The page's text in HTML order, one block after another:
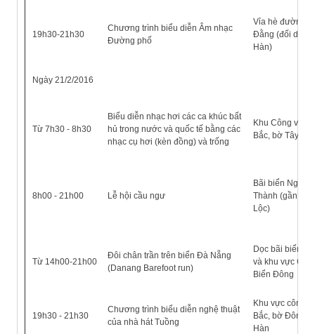
19h30-21h30
Chương trình biểu diễn Âm nhạc
Đường phố
Vỉa hè đường
Đằng (đối diện
Hàn)
Ngày 21/2/2016
Từ 7h30 - 8h30
Biểu diễn nhạc hơi các ca khúc bất
hủ trong nước và quốc tế bằng các
nhạc cụ hơi (kèn đồng) và trống
Khu Công viên
Bắc, bờ Tây
8h00 - 21h00 Lễ hội cầu ngư
Bãi biển
Thành (gần
Lộc)
Từ 14h00-21h00
Đôi chân trần trên biển Đà Nẵng
(Danang Barefoot run)
Dọc bãi biển
và khu vực
Biển Đông
19h30 - 21h30
Chương trình biểu diễn nghệ thuật
của nhà hát Tuồng
Khu vực công
Bắc, bờ Đông
Hàn